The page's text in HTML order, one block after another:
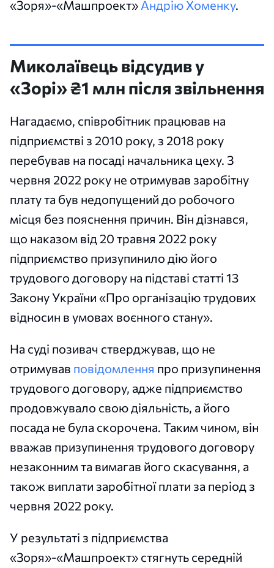
«Зоря»-«Машпроект» Андрію Хоменку.
Миколаївець відсудив у
«Зорі» ₴1 млн після звільнення
Нагадаємо, співробітник працював на
підприємстві з 2010 року, з 2018 року
перебував на посаді начальника цеху. З
червня 2022 року не отримував заробітну
плату та був недопущений до робочого
місця без пояснення причин. Він дізнався,
що наказом від 20 травня 2022 року
підприємство призупинило дію його
трудового договору на підставі статті 13
Закону України «Про організацію трудових
відносин в умовах воєнного стану».
На суді позивач стверджував, що не
отримував повідомлення про призупинення
трудового договору, адже підприємство
продовжувало свою діяльність, а його
посада не була скорочена. Таким чином, він
вважав призупинення трудового договору
незаконним та вимагав його скасування, а
також виплати заробітної плати за період з
червня 2022 року.
У результаті з підприємства
«Зоря»-«Машпроект» стягнуть середній